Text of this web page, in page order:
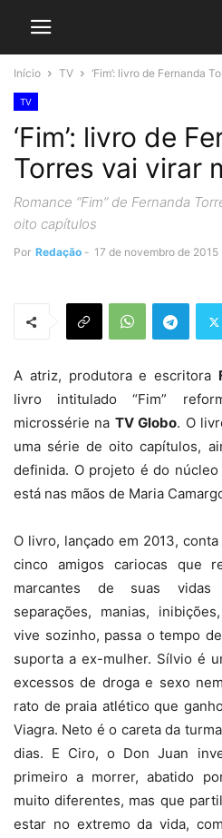
Início TV ‘Fim’: livro de Fernanda
TV
‘Fim’: livro de
Torres vai virar
Romance “Fim” de Fernanda
oito capítulos
Por Redação - 17 de novembro de 2015
A atriz, produtora e escritora
livro intitulado “Fim”
microssérie na TV Globo. O
uma série de oito capítulos,
definida. O projeto é do
está nas mãos de Maria
O livro, lançado em 2013,
cinco amigos cariocas que
marcantes de suas vidas
separações, manias,
vive sozinho, passa o tempo
suporta a ex-mulher. Sílvio é
excessos de droga e sexo
rato de praia atlético que
Viagra. Neto é o careta da
dias. E Ciro, o Don Juan
primeiro a morrer, abatido
muito diferentes, mas que
estar no extremo da vida,